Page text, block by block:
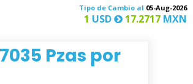
Tipo de Cambio al 05-Aug-2026
1 USD 17.2717 MXN
Pzas por